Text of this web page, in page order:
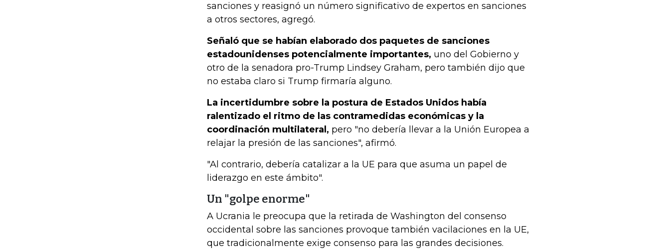
sanciones y reasignó un número significativo de expertos en sanciones
a otros sectores, agregó.
Señaló que se habían elaborado dos paquetes de sanciones
estadounidenses potencialmente importantes, uno del Gobierno y
otro de la senadora pro-Trump Lindsey Graham, pero también dijo que
no estaba claro si Trump firmaría alguno.
La incertidumbre sobre la postura de Estados Unidos había
ralentizado el ritmo de las contramedidas económicas y la
coordinación multilateral, pero "no debería llevar a la Unión Europea a
relajar la presión de las sanciones", afirmó.
"Al contrario, debería catalizar a la UE para que asuma un papel de
liderazgo en este ámbito".
Un "golpe enorme"
A Ucrania le preocupa que la retirada de Washington del consenso
occidental sobre las sanciones provoque también vacilaciones en la UE,
que tradicionalmente exige consenso para las grandes decisiones.